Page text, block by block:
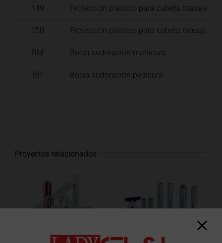
149 Protección plástico para cubeta
150 Protección plástico para cubeta
BM Bolsa sudoración manicura
BP Bolsa sudoración pedicura
Proyectos relacionados